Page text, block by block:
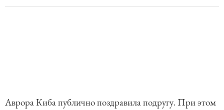
Аврора Киба публично поздравила подругу. При этом